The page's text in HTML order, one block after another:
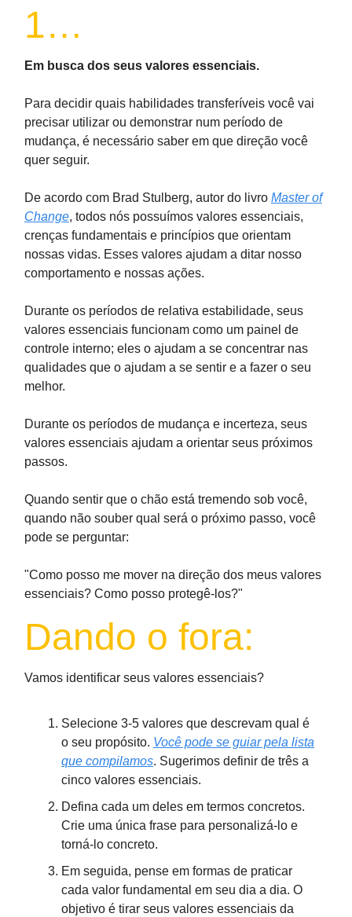
1…
Em busca dos seus valores essenciais.
Para decidir quais habilidades transferíveis você vai
precisar utilizar ou demonstrar num período de
mudança, é necessário saber em que direção você
quer seguir.
De acordo com Brad Stulberg, autor do livro Master of
Change, todos nós possuímos valores essenciais,
crenças fundamentais e princípios que orientam
nossas vidas. Esses valores ajudam a ditar nosso
comportamento e nossas ações.
Durante os períodos de relativa estabilidade, seus
valores essenciais funcionam como um painel de
controle interno; eles o ajudam a se concentrar nas
qualidades que o ajudam a se sentir e a fazer o seu
melhor.
Durante os períodos de mudança e incerteza, seus
valores essenciais ajudam a orientar seus próximos
passos.
Quando sentir que o chão está tremendo sob você,
quando não souber qual será o próximo passo, você
pode se perguntar:
"Como posso me mover na direção dos meus valores
essenciais? Como posso protegê-los?"
Dando o fora:
Vamos identificar seus valores essenciais?
Selecione 3-5 valores que descrevam qual é
o seu propósito. Você pode se guiar pela lista
que compilamos. Sugerimos definir de três a
cinco valores essenciais.
Defina cada um deles em termos concretos.
Crie uma única frase para personalizá-lo e
torná-lo concreto.
Em seguida, pense em formas de praticar
cada valor fundamental em seu dia a dia. O
objetivo é tirar seus valores essenciais da